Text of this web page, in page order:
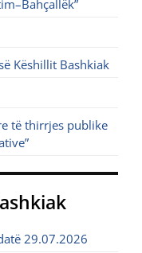
Këshillit Bashkiak
të thirrjes publike
29.07.2026